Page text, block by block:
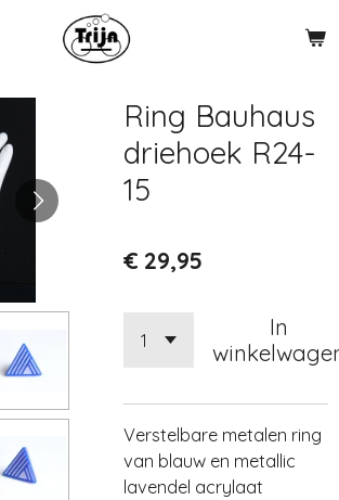
Ring Bauhaus
driehoek R24-
15
€ 29,95
In
Verstelbare metalen ring
van blauw en metallic
lavendel acrylaat